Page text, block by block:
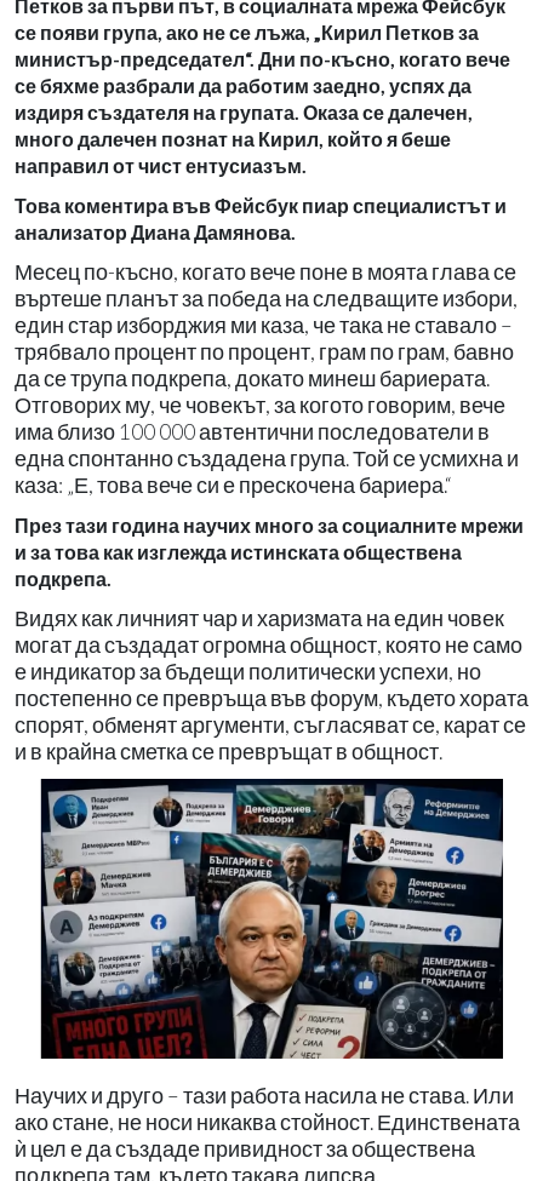
Петков за първи път, в социалната мрежа Фейсбук
се появи група, ако не се лъжа, „Кирил Петков за
министър-председател“. Дни по-късно, когато вече
се бяхме разбрали да работим заедно, успях да
издиря създателя на групата. Оказа се далечен,
много далечен познат на Кирил, който я беше
направил от чист ентусиазъм.
Това коментира във Фейсбук пиар специалистът и
анализатор Диана Дамянова.
Месец по-късно, когато вече поне в моята глава се
въртеше планът за победа на следващите избори,
един стар изборджия ми каза, че така не ставало –
трябвало процент по процент, грам по грам, бавно
да се трупа подкрепа, докато минеш бариерата.
Отговорих му, че човекът, за когото говорим, вече
има близо 100 000 автентични последователи в
една спонтанно създадена група. Той се усмихна и
каза: „Е, това вече си е прескочена бариера.“
През тази година научих много за социалните мрежи
и за това как изглежда истинската обществена
подкрепа.
Видях как личният чар и харизмата на един човек
могат да създадат огромна общност, която не само
е индикатор за бъдещи политически успехи, но
постепенно се превръща във форум, където хората
спорят, обменят аргументи, съгласяват се, карат се
и в крайна сметка се превръщат в общност.
Научих и друго – тази работа насила не става. Или
ако стане, не носи никаква стойност. Единствената
ѝ цел е да създаде привидност за обществена
подкрепа там, където такава липсва.